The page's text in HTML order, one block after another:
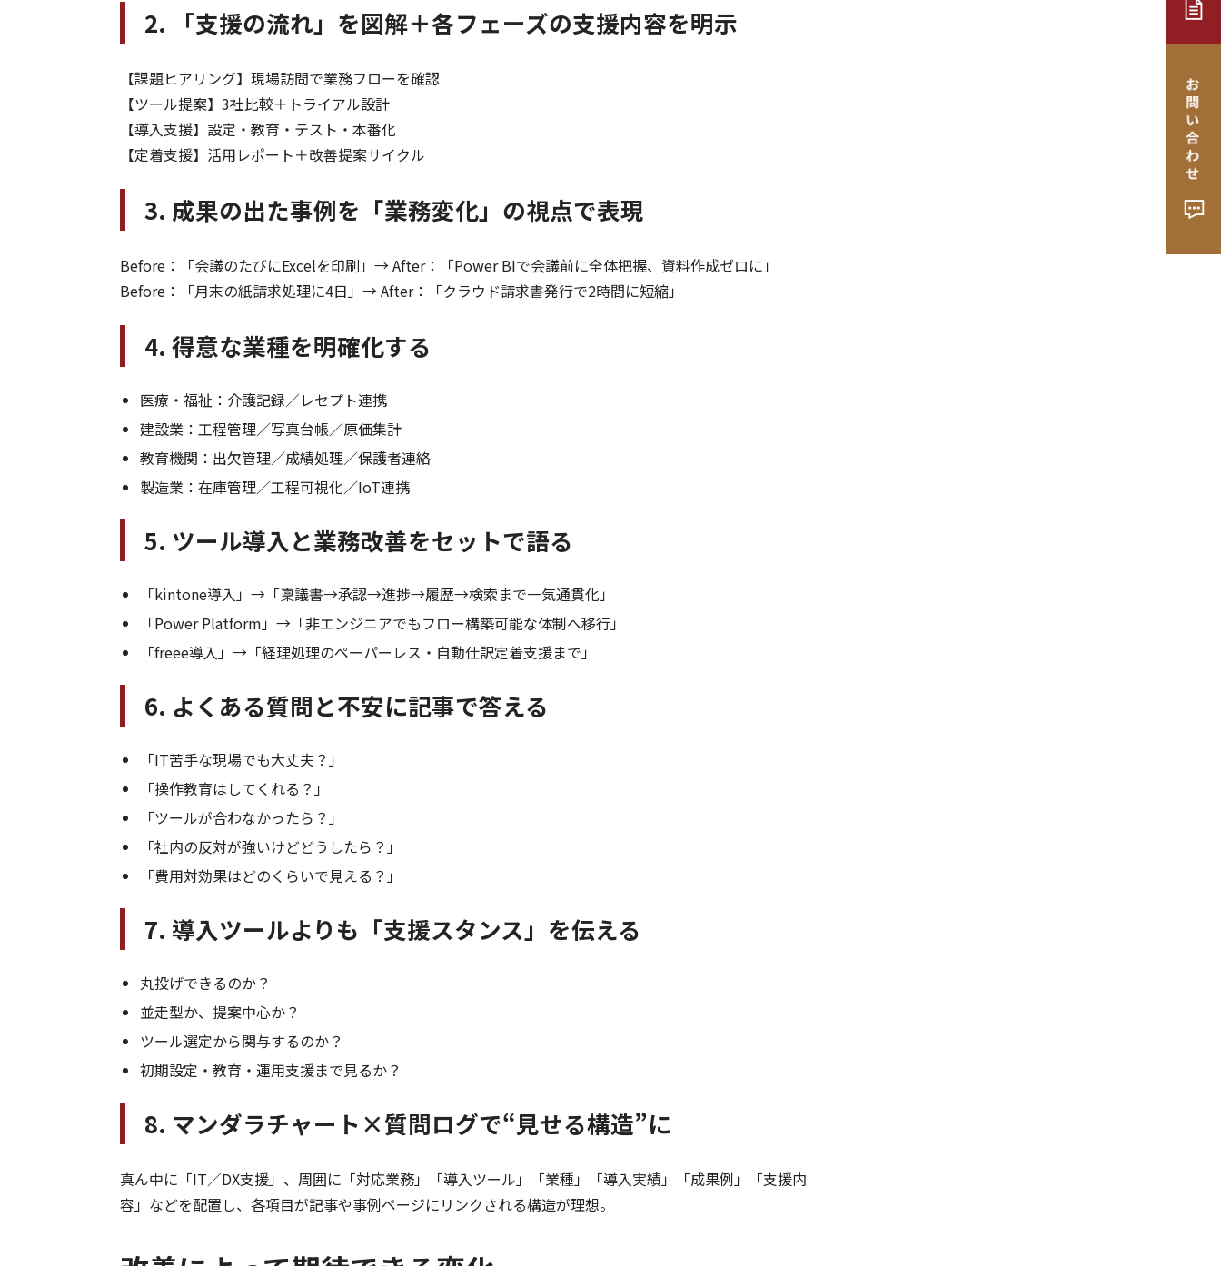
2. 「支援の流れ」を図解＋各フェーズの支援内容を明示
【課題ヒアリング】現場訪問で業務フローを確認
【ツール提案】3社比較＋トライアル設計
【導入支援】設定・教育・テスト・本番化
【定着支援】活用レポート＋改善提案サイクル
3. 成果の出た事例を「業務変化」の視点で表現
Before：「会議のたびにExcelを印刷」→ After：「Power BIで会議前に全体把握、資料作成ゼロに」
Before：「月末の紙請求処理に4日」→ After：「クラウド請求書発行で2時間に短縮」
4. 得意な業種を明確化する
医療・福祉：介護記録／レセプト連携
建設業：工程管理／写真台帳／原価集計
教育機関：出欠管理／成績処理／保護者連絡
製造業：在庫管理／工程可視化／IoT連携
5. ツール導入と業務改善をセットで語る
「kintone導入」→「稟議書→承認→進捗→履歴→検索まで一気通貫化」
「Power Platform」→「非エンジニアでもフロー構築可能な体制へ移行」
「freee導入」→「経理処理のペーパーレス・自動仕訳定着支援まで」
6. よくある質問と不安に記事で答える
「IT苦手な現場でも大丈夫？」
「操作教育はしてくれる？」
「ツールが合わなかったら？」
「社内の反対が強いけどどうしたら？」
「費用対効果はどのくらいで見える？」
7. 導入ツールよりも「支援スタンス」を伝える
丸投げできるのか？
並走型か、提案中心か？
ツール選定から関与するのか？
初期設定・教育・運用支援まで見るか？
8. マンダラチャート×質問ログで“見せる構造”に
真ん中に「IT／DX支援」、周囲に「対応業務」「導入ツール」「業種」「導入実績」「成果例」「支援内
容」などを配置し、各項目が記事や事例ページにリンクされる構造が理想。